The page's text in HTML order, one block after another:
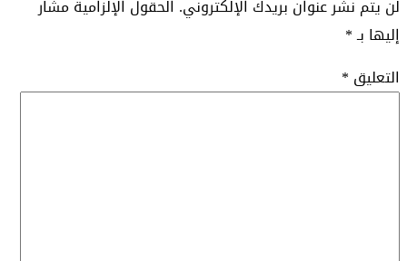
لن يتم نشر عنوان بريدك الإلكتروني. الحقول الإلزامية مشار
إليها بـ*
التعليق *